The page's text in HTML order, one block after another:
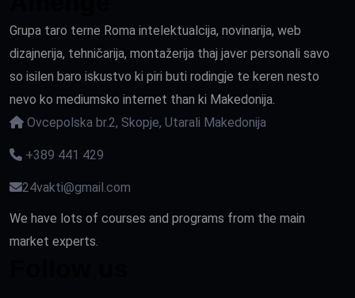
Grupa taro terne Roma intelektualcija, novinarija, web
dizajnerija, tehničarija, montažerija thaj javer personali savo
so isilen baro iskustvo ki piri buti rodingje te keren nesto
nevo ko mediumsko internet than ki Makedonija.
Ovcepolska br.2, Skopje, Utarali Makedonija
+389 441 429
24vakti@gmail.com
We have lots of courses and programs from the main
market experts.